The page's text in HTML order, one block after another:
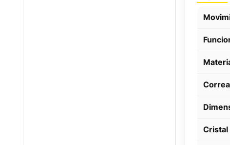
Correa
Cristal